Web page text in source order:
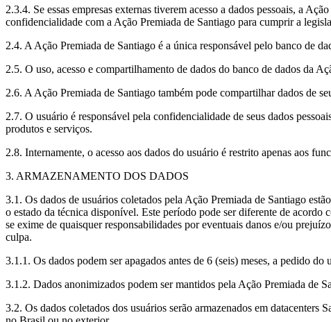
2.3.4. Se essas empresas externas tiverem acesso a dados pessoais, a
confidencialidade com a Ação Premiada de Santiago para cumprir a
2.4. A Ação Premiada de Santiago é a única responsável pelo banco de
2.5. O uso, acesso e compartilhamento de dados do banco de dados da
2.6. A Ação Premiada de Santiago também pode compartilhar dados de
2.7. O usuário é responsável pela confidencialidade de seus dados
produtos e serviços.
2.8. Internamente, o acesso aos dados do usuário é restrito apenas aos
3. ARMAZENAMENTO DOS DADOS
3.1. Os dados de usuários coletados pela Ação Premiada de Santiago
o estado da técnica disponível. Este período pode ser diferente de
se exime de quaisquer responsabilidades por eventuais danos e/ou
culpa.
3.1.1. Os dados podem ser apagados antes de 6 (seis) meses, a pedido
3.1.2. Dados anonimizados podem ser mantidos pela Ação Premiada de
3.2. Os dados coletados dos usuários serão armazenados em